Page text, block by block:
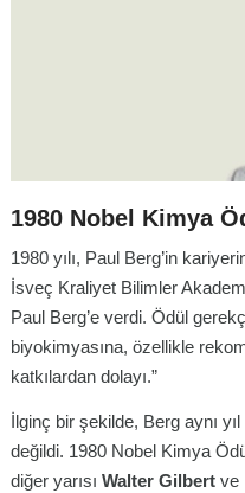
1980 Nobel Kimya
1980 yılı, Paul Berg’in
İsveç Kraliyet Bilimler
Paul Berg’e verdi. Ödül
biyokimyasına, özellikle
katkılardan dolayı.”
İlginç bir şekilde, Berg aynı
değildi. 1980 Nobel Kimya
diğer yarısı Walter Gilbert ve